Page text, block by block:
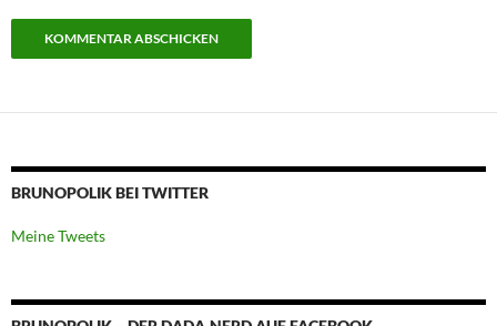
BRUNOPOLIK BEI TWITTER
Meine Tweets